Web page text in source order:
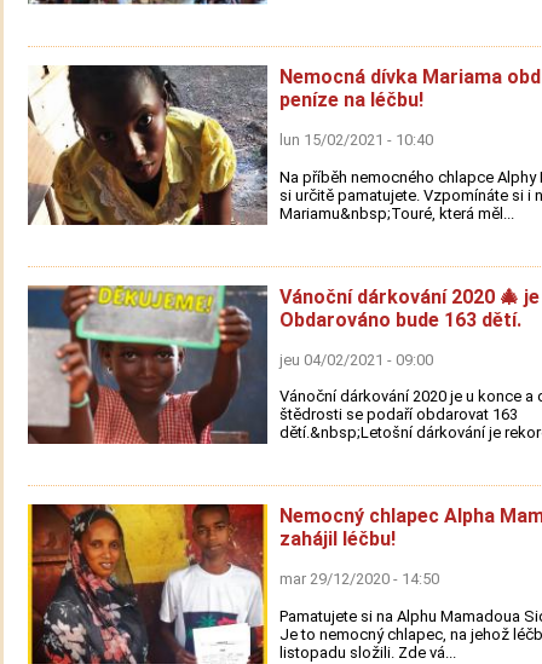
Nemocná dívka Mariama
peníze na léčbu!
lun 15/02/2021 - 10:40
Na příběh nemocného chlapce Alphy
si určitě pamatujete. Vzpomínáte si i
Mariamu&nbsp;Touré, která měl...
Vánoční dárkování 2020 🎄
Obdarováno bude 163 dětí.
jeu 04/02/2021 - 09:00
Vánoční dárkování 2020 je u konce a
štědrosti se podaří obdarovat 163
dětí.&nbsp;Letošní dárkování je
Nemocný chlapec Alpha
zahájil léčbu!
mar 29/12/2020 - 14:50
Pamatujete si na Alphu Mamadoua
Je to nemocný chlapec, na jehož
listopadu složili. Zde vá...